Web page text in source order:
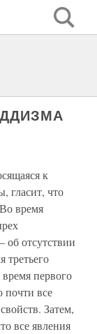
к
гласит, что
время
об отсутствии
третьего
первого
почти все
Затем,
все явления